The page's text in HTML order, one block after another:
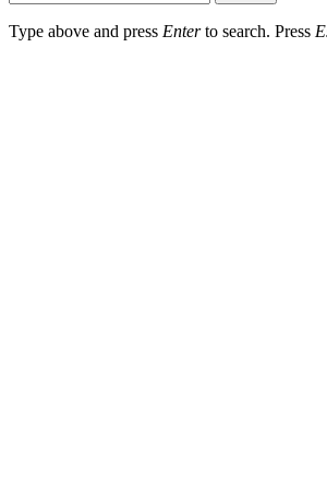
Type above and press Enterto search. Press